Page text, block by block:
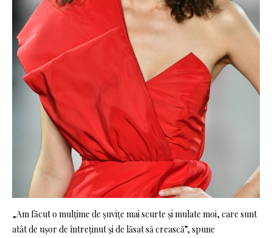
„Am făcut o mulțime de șuvițe mai scurte și mulate moi, care sunt
atât de ușor de întreținut și de lăsat să crească”, spune